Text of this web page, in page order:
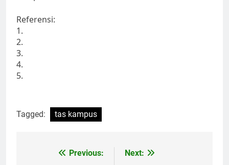
Referensi:
1.
2.
3.
4.
5.
Tagged: tas kampus
Previous:
Next: